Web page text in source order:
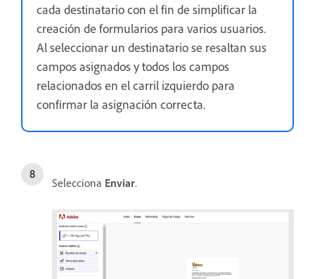
cada destinatario con el fin de simplificar la
creación de formularios para varios usuarios.
Al seleccionar un destinatario se resaltan sus
campos asignados y todos los campos
relacionados en el carril izquierdo para
confirmar la asignación correcta.
Selecciona Enviar.